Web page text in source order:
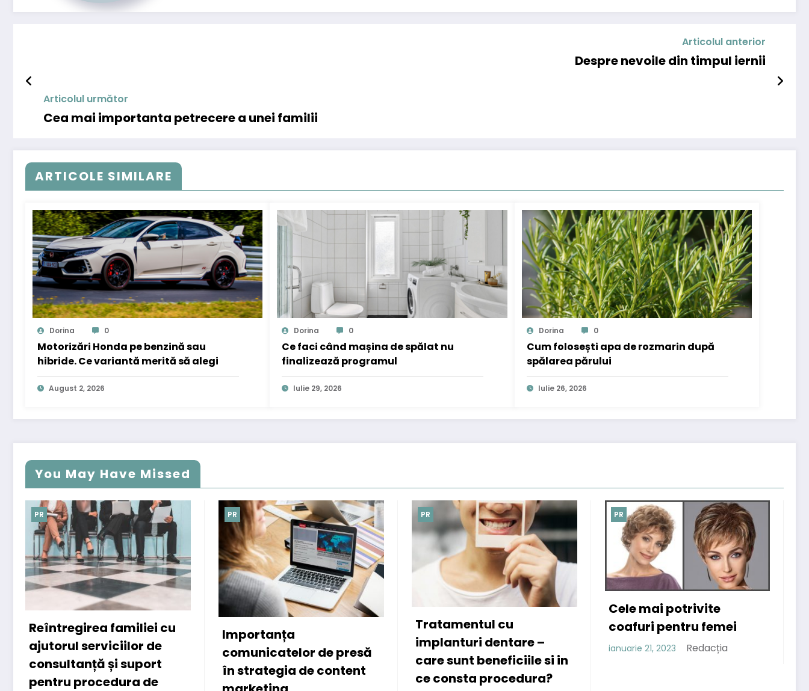
Articolul anterior
Despre nevoile din timpul iernii
Articolul următor
Cea mai importanta petrecere a unei familii
ARTICOLE SIMILARE
Dorina 0
Motorizări Honda pe benzină sau
hibride. Ce variantă merită să alegi
August 2, 2026
Dorina 0
Ce faci când mașina de spălat nu
finalizează programul
Iulie 29, 2026
Dorina 0
Cum folosești apa de rozmarin după
spălarea părului
Iulie 26, 2026
You May Have Missed
PR
Importanța
comunicatelor de presă
în strategia de content
PR
implanturi dentare –
care sunt beneficiile si in
ce consta procedura?
PR
Cele mai potrivite
coafuri pentru femei
ianuarie 21, 2023 Redacția
PR
Afla ce beneficii au
cremele pentru psoriazis